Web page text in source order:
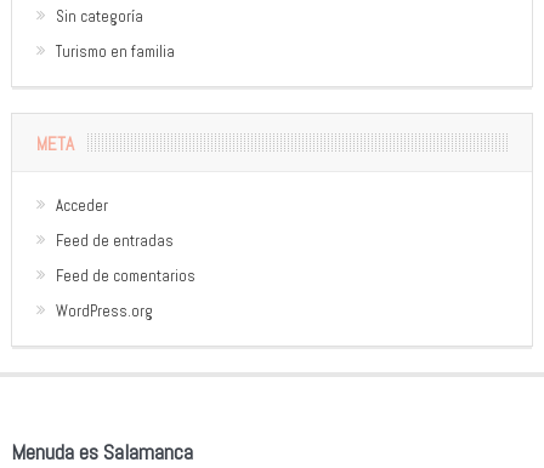
Sin categoría
Turismo en familia
META
Acceder
Feed de entradas
Feed de comentarios
WordPress.org
Menuda es Salamanca